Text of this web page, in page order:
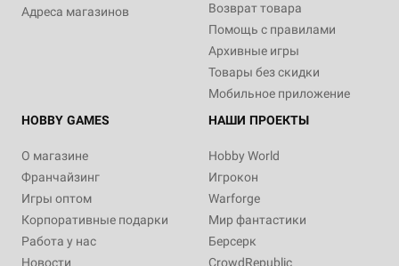
Адреса магазинов
Возврат товара
Помощь с правилами
Архивные игры
Товары без скидки
Мобильное приложение
HOBBY GAMES
О магазине
Франчайзинг
Игры оптом
Корпоративные подарки
Работа у нас
Новости
НАШИ ПРОЕКТЫ
Hobby World
Игрокон
Warforge
Мир фантастики
Берсерк
CrowdRepublic